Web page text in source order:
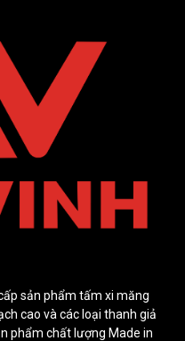
sản phẩm tấm xi măng
cao và các loại thanh giả
phẩm chất lượng Made in